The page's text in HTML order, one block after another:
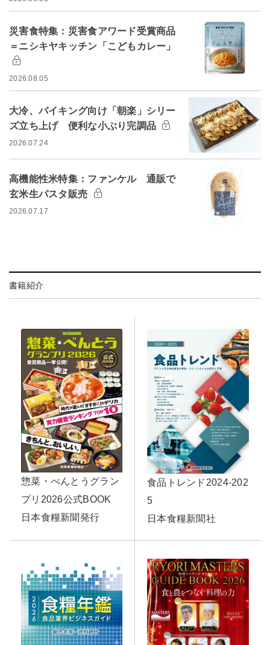
災害食特集：災害食アワード受賞商品
＝ニシキヤキッチン「こどもカレー」
2026.08.05
大冷、バイキング向け「朝楽」シリー
ズ立ち上げ 便利な小ぶり完調品
2026.07.24
高機能性米特集：ファンケル 通販で
玄米生パスタ販売
2026.07.17
書籍紹介
惣菜・べんとうグラン
プリ2026公式BOOK
日本食糧新聞発行
食品トレンド2024-202
5
日本食糧新聞社